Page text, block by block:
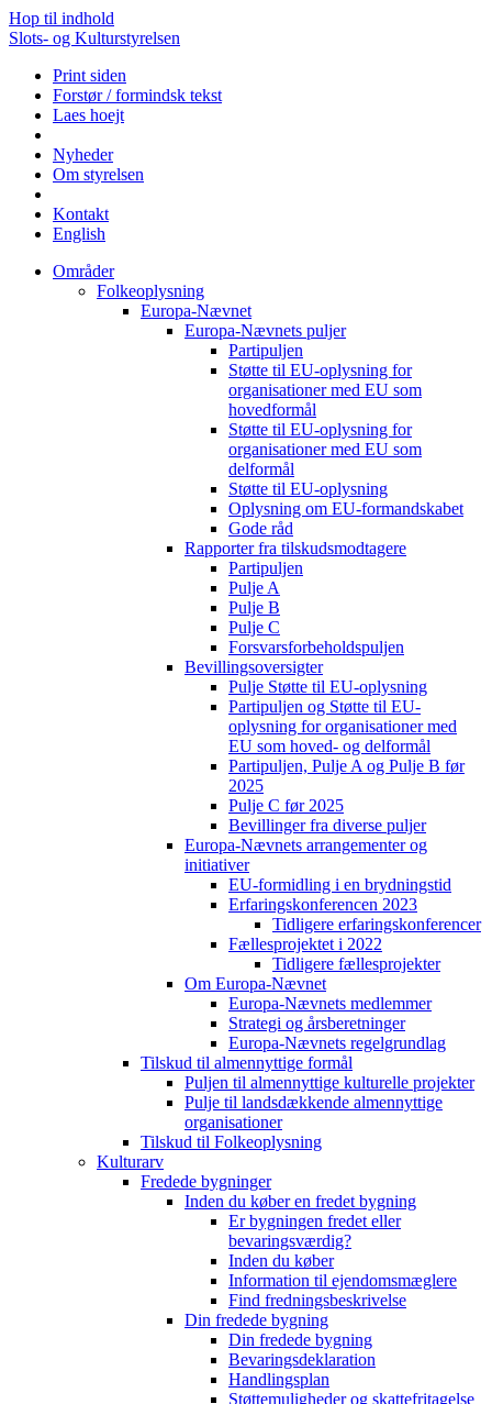
Hop til indhold
Slots- og Kulturstyrelsen
Print siden
Forstør / formindsk tekst
Laes hoejt
Nyheder
Om styrelsen
Kontakt
English
Områder
Folkeoplysning
Europa-Nævnet
Europa-Nævnets puljer
Partipuljen
Støtte til EU-oplysning for
organisationer med EU som
hovedformål
Støtte til EU-oplysning for
organisationer med EU som
delformål
Støtte til EU-oplysning
Oplysning om EU-formandskabet
Gode råd
Rapporter fra tilskudsmodtagere
Partipuljen
Pulje A
Pulje B
Pulje C
Forsvarsforbeholdspuljen
Bevillingsoversigter
Pulje Støtte til EU-oplysning
Partipuljen og Støtte til EU-
oplysning for organisationer med
EU som hoved- og delformål
Partipuljen, Pulje A og Pulje B før
2025
Pulje C før 2025
Bevillinger fra diverse puljer
Europa-Nævnets arrangementer og
initiativer
EU-formidling i en brydningstid
Erfaringskonferencen 2023
Tidligere erfaringskonferencer
Fællesprojektet i 2022
Tidligere fællesprojekter
Om Europa-Nævnet
Europa-Nævnets medlemmer
Strategi og årsberetninger
Europa-Nævnets regelgrundlag
Tilskud til almennyttige formål
Puljen til almennyttige kulturelle projekter
Pulje til landsdækkende almennyttige
organisationer
Tilskud til Folkeoplysning
Kulturarv
Fredede bygninger
Inden du køber en fredet bygning
Er bygningen fredet eller
bevaringsværdig?
Inden du køber
Information til ejendomsmæglere
Find fredningsbeskrivelse
Din fredede bygning
Din fredede bygning
Bevaringsdeklaration
Handlingsplan
Støttemuligheder og skattefritagelse